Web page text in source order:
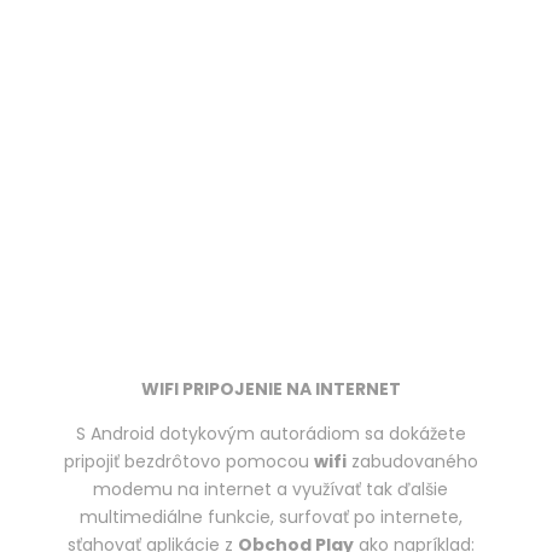
WIFI PRIPOJENIE NA INTERNET
S Android dotykovým autorádiom sa dokážete
pripojiť bezdrôtovo pomocou wifizabudovaného
modemu na internet a využívať tak ďalšie
multimediálne funkcie, surfovať po internete,
sťahovať aplikácie z Obchod Playako napríklad: